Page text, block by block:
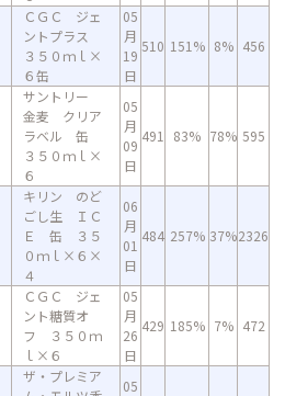
ＣＧＣ ジェ
ントプラス
３５０ｍｌ×
６缶
05
月
19
日
510 151% 8% 456
サントリー
金麦 クリア
ラベル 缶
３５０ｍｌ×
６
05
月
09
日
491 83% 78% 595
キリン のど
ごし生 ＩＣ
Ｅ 缶 ３５
０ｍｌ×６×
４
06
月
01
日
484 257% 37%2326
ＣＧＣ ジェ
ント糖質オ
フ ３５０ｍ
ｌ×６
05
月
26
日
429 185% 7% 472
ザ・プレミア
05